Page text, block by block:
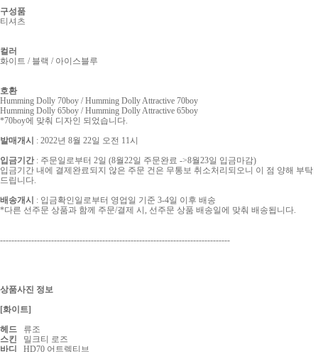
구성품
티셔츠
컬러
화이트 / 블랙 / 아이스블루
호환
Humming Dolly 70boy / Humming Dolly Attractive 70boy
Humming Dolly 65boy / Humming Dolly Attractive 65boy
*70boy에 맞춰 디자인 되었습니다.
발매개시 : 2022년 8월 22일 오전 11시
입금기간 : 주문일로부터 2일 (8월22일 주문완료 ->8월23일 입금마감)
입금기간 내에 결제완료되지 않은 주문 건은 무통보 취소처리되오니 이 점 양해 부탁
드립니다.
배송개시 : 입금확인일로부터 영업일 기준 3-4일 이후 배송
*다른 선주문 상품과 함께 주문/결제 시, 선주문 상품 배송일에 맞춰 배송됩니다.
---------------------------------------------------------------------------------
상품사진 정보
[화이트]
헤드 류조
스킨 밀크티 로즈
바디 HD70 어트렉티브